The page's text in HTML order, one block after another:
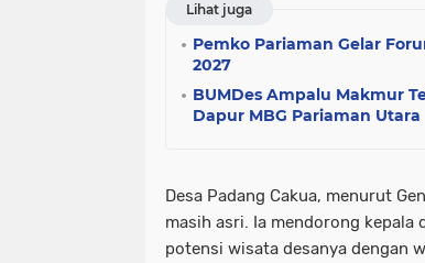
Lihat juga
Pemko Pariaman Gelar
2027
BUMDes Ampalu Makmur
Dapur MBG Pariaman Utara
Desa Padang Cakua, menurut
masih asri. Ia mendorong kepala
potensi wisata desanya dengan